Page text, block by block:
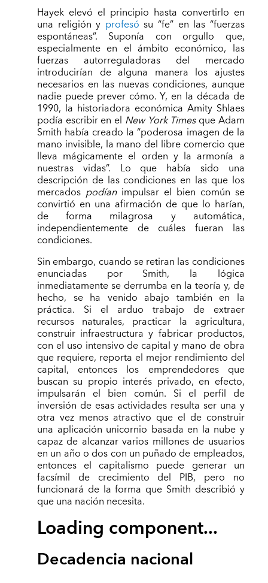
Hayek elevó el principio hasta convertirlo en
una religión y profesó su “fe” en las “fuerzas
espontáneas”. Suponía con orgullo que,
especialmente en el ámbito económico, las
fuerzas autorreguladoras del mercado
introducirían de alguna manera los ajustes
necesarios en las nuevas condiciones, aunque
nadie puede prever cómo. Y, en la década de
1990, la historiadora económica Amity Shlaes
podía escribir en el New York Timesque Adam
Smith había creado la “poderosa imagen de la
mano invisible, la mano del libre comercio que
lleva mágicamente el orden y la armonía a
nuestras vidas”. Lo que había sido una
descripción de las condiciones en las que los
mercados podíanimpulsar el bien común se
convirtió en una afirmación de que lo harían,
de forma milagrosa y automática,
independientemente de cuáles fueran las
condiciones.
Sin embargo, cuando se retiran las condiciones
enunciadas por Smith, la lógica
inmediatamente se derrumba en la teoría y, de
hecho, se ha venido abajo también en la
práctica. Si el arduo trabajo de extraer
recursos naturales, practicar la agricultura,
construir infraestructura y fabricar productos,
con el uso intensivo de capital y mano de obra
que requiere, reporta el mejor rendimiento del
capital, entonces los emprendedores que
buscan su propio interés privado, en efecto,
impulsarán el bien común. Si el perfil de
inversión de esas actividades resulta ser una y
otra vez menos atractivo que el de construir
una aplicación unicornio basada en la nube y
capaz de alcanzar varios millones de usuarios
en un año o dos con un puñado de empleados,
entonces el capitalismo puede generar un
facsímil de crecimiento del PIB, pero no
funcionará de la forma que Smith describió y
que una nación necesita.
Loading component...
Decadencia nacional